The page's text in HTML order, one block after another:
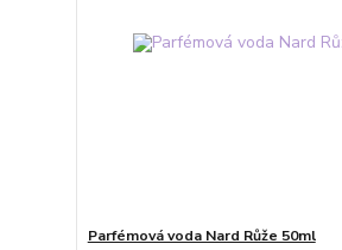
Parfémová voda Nard Růže 50ml